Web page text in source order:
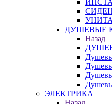
ДУШЕВЫЕ
Назад
ЭЛЕКТРИКА